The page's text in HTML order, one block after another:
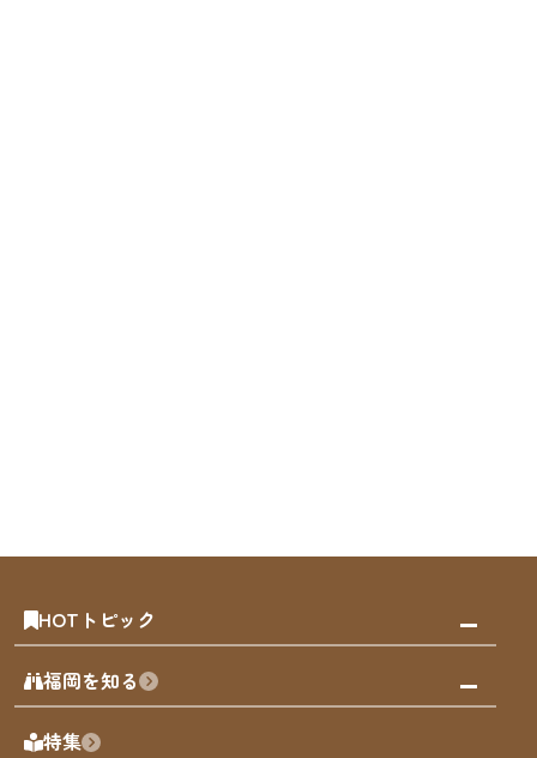
HOTトピック
みんなの旅行記
天神エリア
博多旧市街
福岡を知る
福岡の見どころ
特集